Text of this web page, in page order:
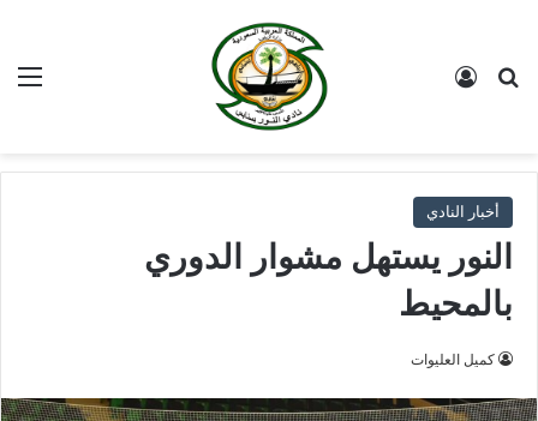
بحث عن
أخبار النادي
النور يستهل مشوار الدوري
بالمحيط
كميل العليوات